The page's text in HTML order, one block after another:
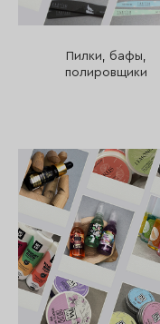
Пилки, бафы,
полировщики